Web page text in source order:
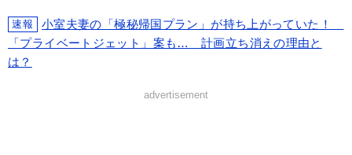
速報
小室夫妻の「極秘帰国プラン」が持ち上がっていた！
「プライベートジェット」案も… 計画立ち消えの理由と
は？
advertisement